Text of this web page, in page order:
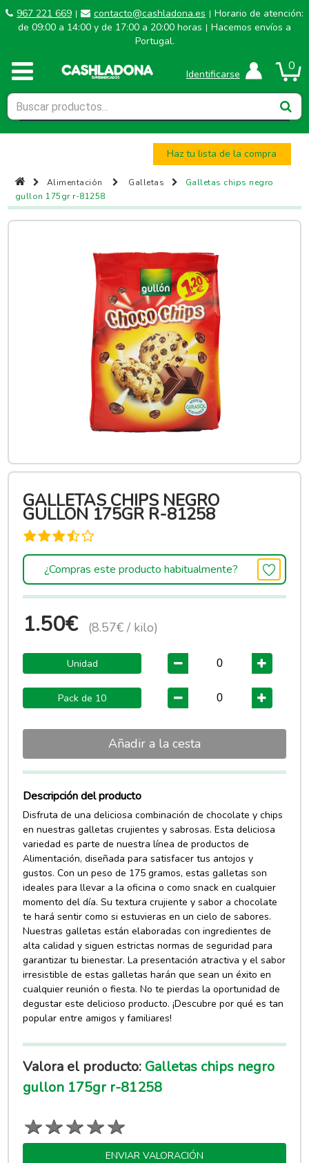
967 221 669 | contacto@cashladona.es | Horario de atención:
de 09:00 a 14:00 y de 17:00 a 20:00 horas | Hacemos envíos a
Portugal.
0
Identificarse
Haz tu lista de la compra
Alimentación Galletas
Galletas chips negro
gullon 175gr r-81258
GALLETAS CHIPS NEGRO
GULLON 175GR R-81258
¿Compras este producto habitualmente?
1.50€ (8.57€ / kilo)
Unidad
Pack de 10
Añadir a la cesta
Descripción del producto
Disfruta de una deliciosa combinación de chocolate y chips
en nuestras galletas crujientes y sabrosas. Esta deliciosa
variedad es parte de nuestra línea de productos de
Alimentación, diseñada para satisfacer tus antojos y
gustos. Con un peso de 175 gramos, estas galletas son
ideales para llevar a la oficina o como snack en cualquier
momento del día. Su textura crujiente y sabor a chocolate
te hará sentir como si estuvieras en un cielo de sabores.
Nuestras galletas están elaboradas con ingredientes de
alta calidad y siguen estrictas normas de seguridad para
garantizar tu bienestar. La presentación atractiva y el sabor
irresistible de estas galletas harán que sean un éxito en
cualquier reunión o fiesta. No te pierdas la oportunidad de
degustar este delicioso producto. ¡Descubre por qué es tan
popular entre amigos y familiares!
Valora el producto: Galletas chips negro
gullon 175gr r-81258
ENVIAR VALORACIÓN